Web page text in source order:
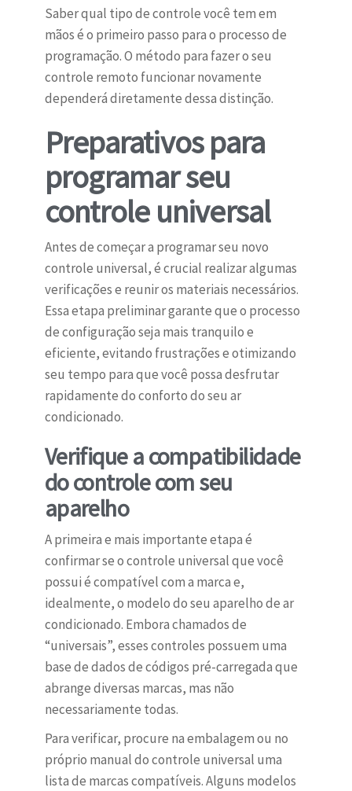
Saber qual tipo de controle você tem em
mãos é o primeiro passo para o processo de
programação. O método para fazer o seu
controle remoto funcionar novamente
dependerá diretamente dessa distinção.
Preparativos para
programar seu
controle universal
Antes de começar a programar seu novo
controle universal, é crucial realizar algumas
verificações e reunir os materiais necessários.
Essa etapa preliminar garante que o processo
de configuração seja mais tranquilo e
eficiente, evitando frustrações e otimizando
seu tempo para que você possa desfrutar
rapidamente do conforto do seu ar
condicionado.
Verifique a compatibilidade
do controle com seu
aparelho
A primeira e mais importante etapa é
confirmar se o controle universal que você
possui é compatível com a marca e,
idealmente, o modelo do seu aparelho de ar
condicionado. Embora chamados de
“universais”, esses controles possuem uma
base de dados de códigos pré-carregada que
abrange diversas marcas, mas não
necessariamente todas.
Para verificar, procure na embalagem ou no
próprio manual do controle universal uma
lista de marcas compatíveis. Alguns modelos